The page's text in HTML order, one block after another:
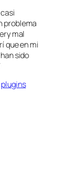
problema
mal
que en mi
sido
plugins